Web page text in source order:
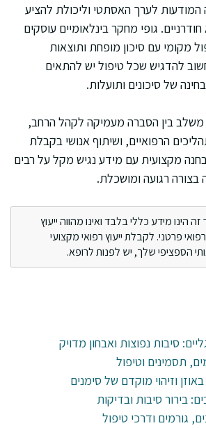
המודעות לערך האסתטי וליכולת להציע
גופי מחקר בינלאומיים עוסקים
מקומי עם סיכון מופחת ותוצאות
להדגיש שכל טיפול יש להתאים
של סיכונים ותועלות.
משלב בין הסברה מעמיקה לקהל הרחב,
הרפואיים, ושיתוף אנושי בקבלת
מקצועית עם מידע נגיש מקל על רבים
רגועה ומושכלת.
מידע כללי בלבד ואינו מהווה ייעוץ
פרטני. לקבלת ייעוץ רפואי מקצועי
הספציפי שלך, יש לפנות לרופא.
סיבות נפוצות ואבחון מדויק
תסמינים וטיפול
וזיהוי מוקדם של סימנים
בירור סיבות ובדיקות
גורמים ודרכי טיפול